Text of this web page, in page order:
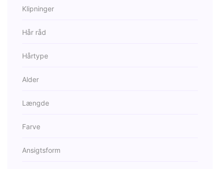
Klipninger
Hår råd
Hårtype
Alder
Længde
Farve
Ansigtsform